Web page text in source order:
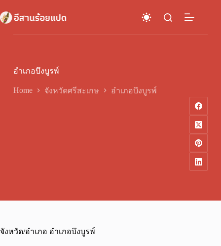
to
content
อำเภอบึงบูรพ์
Home จังหวัดศรีสะเกษ อำเภอบึงบูรพ์
จังหวัด/อำเภอ อำเภอบึงบูรพ์